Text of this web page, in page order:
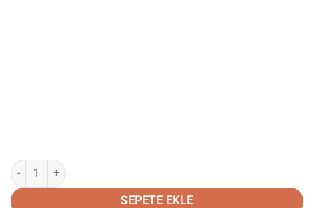
Hakiki Piton Derisi Doğal Renk Loafer Ayakkabı adet
SEPETE EKLE